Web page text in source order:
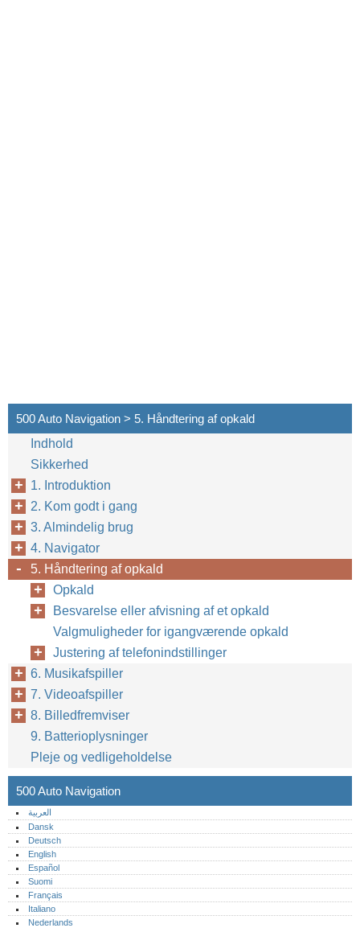
500 Auto Navigation > 5. Håndtering af opkald
Indhold
Sikkerhed
1. Introduktion
2. Kom godt i gang
3. Almindelig brug
4. Navigator
5. Håndtering af opkald
Opkald
Besvarelse eller afvisning af et opkald
Valgmuligheder for igangværende opkald
Justering af telefonindstillinger
6. Musikafspiller
7. Videoafspiller
8. Billedfremviser
9. Batterioplysninger
Pleje og vedligeholdelse
500 Auto Navigation
العربية
Dansk
Deutsch
English
Español
Suomi
Français
Italiano
Nederlands